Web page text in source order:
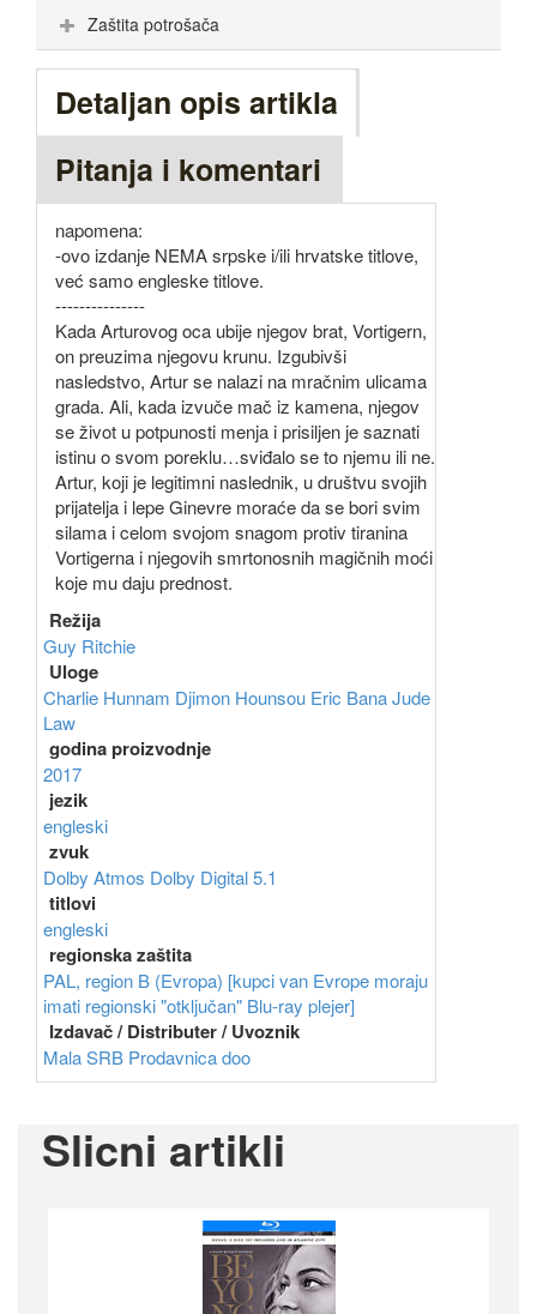
Zaštita potrošača
Detaljan opis artikla
Pitanja i komentari
napomena:
-ovo izdanje NEMA srpske i/ili hrvatske titlove,
već samo engleske titlove.
---------------
Kada Arturovog oca ubije njegov brat, Vortigern,
on preuzima njegovu krunu. Izgubivši
nasledstvo, Artur se nalazi na mračnim ulicama
grada. Ali, kada izvuče mač iz kamena, njegov
se život u potpunosti menja i prisiljen je saznati
istinu o svom poreklu…sviđalo se to njemu ili ne.
Artur, koji je legitimni naslednik, u društvu svojih
prijatelja i lepe Ginevre moraće da se bori svim
silama i celom svojom snagom protiv tiranina
Vortigerna i njegovih smrtonosnih magičnih moći
koje mu daju prednost.
Režija
Guy Ritchie
Uloge
Charlie Hunnam Djimon Hounsou Eric BanaJude
Law
godina proizvodnje
2017
jezik
engleski
zvuk
Dolby Atmos Dolby Digital 5.1
titlovi
engleski
regionska zaštita
PAL, region B (Evropa) [kupci van Evrope moraju
imati regionski "otključan" Blu-ray plejer]
Izdavač / Distributer / Uvoznik
Mala SRB Prodavnica doo
Slicni artikli